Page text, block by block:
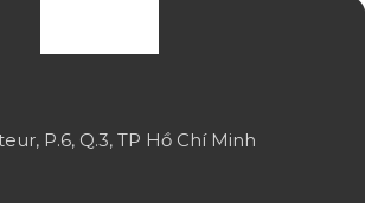
P.6, Q.3, TP Hồ Chí Minh